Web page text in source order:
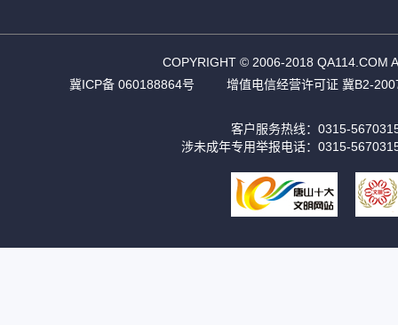
COPYRIGHT © 2006-2018 QA114.COM
冀ICP备 060188864号
增值电信经营许可证 冀B2-
客户服务热线：0315-
涉未成年专用举报电话：0315-